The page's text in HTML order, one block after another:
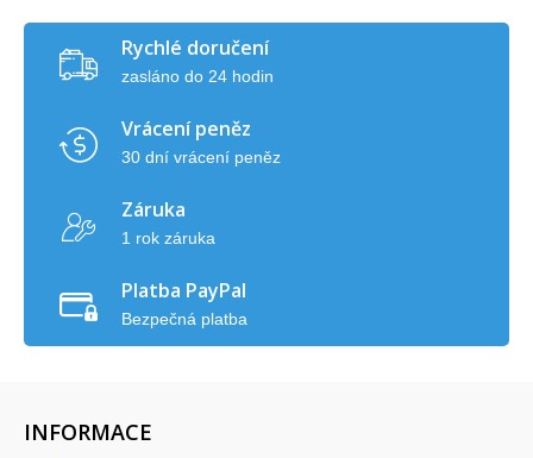
Rychlé doručení
zasláno do 24 hodin
Vrácení peněz
30 dní vrácení peněz
Záruka
1 rok záruka
Platba PayPal
Bezpečná platba
INFORMACE